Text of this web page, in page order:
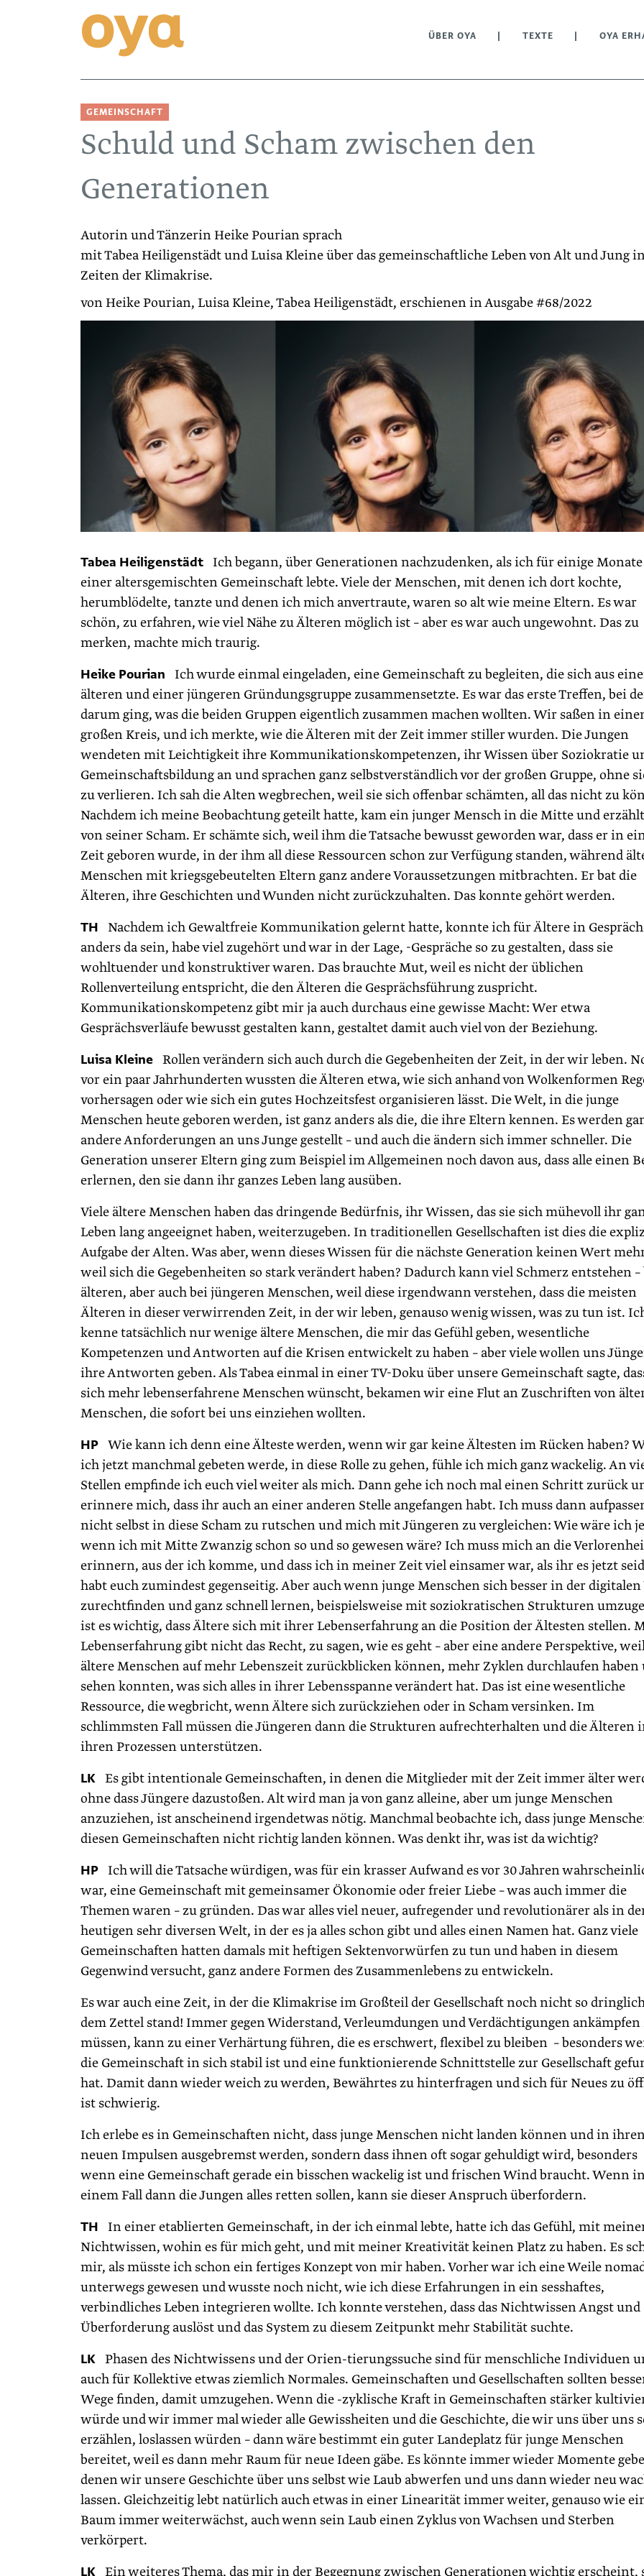
ÜBER OYA TEXTE OYA
GEMEINSCHAFT
Schuld und Scham zwischen den
Generationen
Autorin und Tänzerin Heike Pourian sprach
mit Tabea Heiligenstädt und Luisa Kleine über das gemeinschaftliche Leben von Alt und Jung
Zeiten der Klimakrise.
von Heike Pourian, Luisa Kleine, Tabea Heiligenstädt, erschienen in Ausgabe #68/2022
Tabea Heiligenstädt Ich begann, über Generationen nachzudenken, als ich für einige
einer altersgemischten Gemeinschaft lebte. Viele der Menschen, mit denen ich dort kochte,
herumblödelte, tanzte und denen ich mich anvertraute, waren so alt wie meine Eltern. Es war
schön, zu erfahren, wie viel Nähe zu Älteren möglich ist – aber es war auch ungewohnt. Das zu
merken, machte mich traurig.
Heike Pourian Ich wurde einmal eingeladen, eine Gemeinschaft zu begleiten, die sich aus
älteren und einer jüngeren Gründungsgruppe zusammensetzte. Es war das erste Treffen, bei
darum ging, was die beiden Gruppen eigentlich zusammen machen wollten. Wir saßen in
großen Kreis, und ich merkte, wie die Älteren mit der Zeit immer stiller wurden. Die Jungen
wendeten mit Leichtigkeit ihre Kommunikationskompetenzen, ihr Wissen über Soziokratie
Gemeinschaftsbildung an und sprachen ganz selbstverständlich vor der großen Gruppe, ohne
zu verlieren. Ich sah die Alten wegbrechen, weil sie sich offenbar schämten, all das nicht zu
Nachdem ich meine Beobachtung geteilt hatte, kam ein junger Mensch in die Mitte und
von seiner Scham. Er schämte sich, weil ihm die Tatsache bewusst geworden war, dass er in
Zeit geboren wurde, in der ihm all diese Ressourcen schon zur Verfügung standen, während
Menschen mit kriegsgebeutelten Eltern ganz andere Voraussetzungen mitbrachten. Er bat die
Älteren, ihre Geschichten und Wunden nicht zurückzuhalten. Das konnte gehört werden.
TH Nachdem ich Gewaltfreie Kommunikation gelernt hatte, konnte ich für Ältere in
anders da sein, habe viel zugehört und war in der Lage, -Gespräche so zu gestalten, dass sie
wohltuender und konstruktiver waren. Das brauchte Mut, weil es nicht der üblichen
Rollenverteilung entspricht, die den Älteren die Gesprächsführung zuspricht.
Kommunikationskompetenz gibt mir ja auch durchaus eine gewisse Macht: Wer etwa
Gesprächsverläufe bewusst gestalten kann, gestaltet damit auch viel von der Beziehung.
Luisa Kleine Rollen verändern sich auch durch die Gegebenheiten der Zeit, in der wir leben.
vor ein paar Jahrhunderten wussten die Älteren etwa, wie sich anhand von Wolkenformen
vorhersagen oder wie sich ein gutes Hochzeitsfest organisieren lässt. Die Welt, in die junge
Menschen heute geboren werden, ist ganz anders als die, die ihre Eltern kennen. Es werden
andere Anforderungen an uns Junge gestellt – und auch die ändern sich immer schneller. Die
Generation unserer Eltern ging zum Beispiel im Allgemeinen noch davon aus, dass alle einen
erlernen, den sie dann ihr ganzes Leben lang ausüben.
Viele ältere Menschen haben das dringende Bedürfnis, ihr Wissen, das sie sich mühevoll ihr
Leben lang angeeignet haben, weiterzugeben. In traditionellen Gesellschaften ist dies die
Aufgabe der Alten. Was aber, wenn dieses Wissen für die nächste Generation keinen Wert
weil sich die Gegebenheiten so stark verändert haben? Dadurch kann viel Schmerz entstehen –
älteren, aber auch bei jüngeren Menschen, weil diese irgendwann verstehen, dass die meisten
Älteren in dieser verwirrenden Zeit, in der wir leben, genauso wenig wissen, was zu tun ist.
kenne tatsächlich nur wenige ältere Menschen, die mir das Gefühl geben, wesentliche
Kompetenzen und Antworten auf die Krisen entwickelt zu haben – aber viele wollen uns
ihre Antworten geben. Als Tabea einmal in einer TV-Doku über unsere Gemeinschaft sagte,
sich mehr lebenserfahrene Menschen wünscht, bekamen wir eine Flut an Zuschriften von
Menschen, die sofort bei uns einziehen wollten.
HP Wie kann ich denn eine Älteste werden, wenn wir gar keine Ältesten im Rücken haben?
ich jetzt manchmal gebeten werde, in diese Rolle zu gehen, fühle ich mich ganz wackelig. An
Stellen empfinde ich euch viel weiter als mich. Dann gehe ich noch mal einen Schritt zurück
erinnere mich, dass ihr auch an einer anderen Stelle angefangen habt. Ich muss dann
nicht selbst in diese Scham zu rutschen und mich mit Jüngeren zu vergleichen: Wie wäre ich
wenn ich mit Mitte Zwanzig schon so und so gewesen wäre? Ich muss mich an die
erinnern, aus der ich komme, und dass ich in meiner Zeit viel einsamer war, als ihr es jetzt
habt euch zumindest gegenseitig. Aber auch wenn junge Menschen sich besser in der
zurechtfinden und ganz schnell lernen, beispielsweise mit soziokratischen Strukturen
ist es wichtig, dass Ältere sich mit ihrer Lebenserfahrung an die Position der Ältesten stellen.
Lebenserfahrung gibt nicht das Recht, zu sagen, wie es geht – aber eine andere Perspektive,
ältere Menschen auf mehr Lebenszeit zurückblicken können, mehr Zyklen durchlaufen haben
sehen konnten, was sich alles in ihrer Lebensspanne verändert hat. Das ist eine wesentliche
Ressource, die wegbricht, wenn Ältere sich zurückziehen oder in Scham versinken. Im
schlimmsten Fall müssen die Jüngeren dann die Strukturen aufrechterhalten und die Älteren
ihren Prozessen unterstützen.
LK Es gibt intentionale Gemeinschaften, in denen die Mitglieder mit der Zeit immer älter
ohne dass Jüngere dazustoßen. Alt wird man ja von ganz alleine, aber um junge Menschen
anzuziehen, ist anscheinend irgendetwas nötig. Manchmal beobachte ich, dass junge
diesen Gemeinschaften nicht richtig landen können. Was denkt ihr, was ist da wichtig?
HP Ich will die Tatsache würdigen, was für ein krasser Aufwand es vor 30 Jahren
war, eine Gemeinschaft mit gemeinsamer Ökonomie oder freier Liebe – was auch immer die
Themen waren – zu gründen. Das war alles viel neuer, aufregender und revolutionärer als in
heutigen sehr diversen Welt, in der es ja alles schon gibt und alles einen Namen hat. Ganz viele
Gemeinschaften hatten damals mit heftigen Sektenvorwürfen zu tun und haben in diesem
Gegenwind versucht, ganz andere Formen des Zusammenlebens zu entwickeln.
Es war auch eine Zeit, in der die Klimakrise im Großteil der Gesellschaft noch nicht so
dem Zettel stand! Immer gegen Widerstand, Verleumdungen und Verdächtigungen ankämpfen
müssen, kann zu einer Verhärtung führen, die es erschwert, flexibel zu bleiben – besonders
die Gemeinschaft in sich stabil ist und eine funktionierende Schnittstelle zur Gesellschaft
hat. Damit dann wieder weich zu werden, Bewährtes zu hinterfragen und sich für Neues zu
ist schwierig.
Ich erlebe es in Gemeinschaften nicht, dass junge Menschen nicht landen können und in
neuen Impulsen ausgebremst werden, sondern dass ihnen oft sogar gehuldigt wird, besonders
wenn eine Gemeinschaft gerade ein bisschen wackelig ist und frischen Wind braucht. Wenn
einem Fall dann die Jungen alles retten sollen, kann sie dieser Anspruch überfordern.
TH In einer etablierten Gemeinschaft, in der ich einmal lebte, hatte ich das Gefühl, mit
Nichtwissen, wohin es für mich geht, und mit meiner Kreativität keinen Platz zu haben. Es
mir, als müsste ich schon ein fertiges Konzept von mir haben. Vorher war ich eine Weile
unterwegs gewesen und wusste noch nicht, wie ich diese Erfahrungen in ein sesshaftes,
verbindliches Leben integrieren wollte. Ich konnte verstehen, dass das Nichtwissen Angst und
Überforderung auslöst und das System zu diesem Zeitpunkt mehr Stabilität suchte.
LK Phasen des Nichtwissens und der Orien-tierungssuche sind für menschliche Individuen
auch für Kollektive etwas ziemlich Normales. Gemeinschaften und Gesellschaften sollten
Wege finden, damit umzugehen. Wenn die -zyklische Kraft in Gemeinschaften stärker
würde und wir immer mal wieder alle Gewissheiten und die Geschichte, die wir uns über uns
erzählen, loslassen würden – dann wäre bestimmt ein guter Landeplatz für junge Menschen
bereitet, weil es dann mehr Raum für neue Ideen gäbe. Es könnte immer wieder Momente
denen wir unsere Geschichte über uns selbst wie Laub abwerfen und uns dann wieder neu
lassen. Gleichzeitig lebt natürlich auch etwas in einer Linearität immer weiter, genauso wie
Baum immer weiterwächst, auch wenn sein Laub einen Zyklus von Wachsen und Sterben
verkörpert.
LK Ein weiteres Thema, das mir in der Begegnung zwischen Generationen wichtig erscheint,